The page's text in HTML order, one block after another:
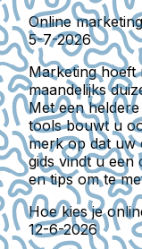
Online
5-7-2026
Marketing hoeft
maandelijks
Met een
tools bouwt u
merk op dat uw
gids vindt u een
en tips om te
Hoe kies je
12-6-2026